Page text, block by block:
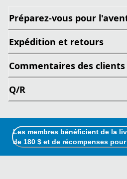
Préparez-vous pour
Expédition et retours
Commentaires des clients
Q/R
Les membres bénéficient de la
de 180 $ et de récompenses